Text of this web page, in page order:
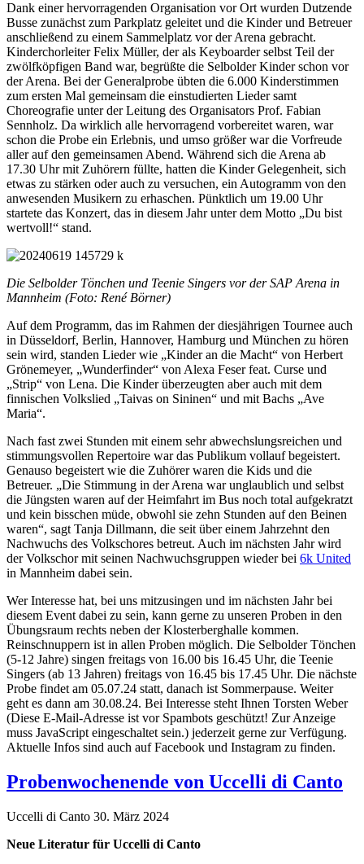
Dank einer hervorragenden Organisation vor Ort wurden Dutzende
Busse zunächst zum Parkplatz geleitet und die Kinder und Betreuer
anschließend zu einem Sammelplatz vor der Arena gebracht.
Kinderchorleiter Felix Müller, der als Keyboarder selbst Teil der
zwölfköpfigen Band war, begrüßte die Selbolder Kinder schon vor
der Arena. Bei der Generalprobe übten die 6.000 Kinderstimmen
zum ersten Mal gemeinsam die einstudierten Lieder samt
Choreografie unter der Leitung des Organisators Prof. Fabian
Sennholz. Da wirklich alle hervorragend vorbereitet waren, war
schon die Probe ein Erlebnis, und umso größer war die Vorfreude
aller auf den gemeinsamen Abend. Während sich die Arena ab
17.30 Uhr mit Zuhörern füllte, hatten die Kinder Gelegenheit, sich
etwas zu stärken oder auch zu versuchen, ein Autogramm von den
anwesenden Musikern zu erhaschen. Pünktlich um 19.00 Uhr
startete das Konzert, das in diesem Jahr unter dem Motto „Du bist
wertvoll!“ stand.
Die Selbolder Tönchen und Teenie Singers vor der SAP Arena in
Mannheim (Foto: René Börner)
Auf dem Programm, das im Rahmen der diesjährigen Tournee auch
in Düsseldorf, Berlin, Hannover, Hamburg und München zu hören
sein wird, standen Lieder wie „Kinder an die Macht“ von Herbert
Grönemeyer, „Wunderfinder“ von Alexa Feser feat. Curse und
„Strip“ von Lena. Die Kinder überzeugten aber auch mit dem
finnischen Volkslied „Taivas on Sininen“ und mit Bachs „Ave
Maria“.
Nach fast zwei Stunden mit einem sehr abwechslungsreichen und
stimmungsvollen Repertoire war das Publikum vollauf begeistert.
Genauso begeistert wie die Zuhörer waren die Kids und die
Betreuer. „Die Stimmung in der Arena war unglaublich und selbst
die Jüngsten waren auf der Heimfahrt im Bus noch total aufgekratzt
und kein bisschen müde, obwohl sie zehn Stunden auf den Beinen
waren“, sagt Tanja Dillmann, die seit über einem Jahrzehnt den
Nachwuchs des Volkschores betreut. Auch im nächsten Jahr wird
der Volkschor mit seinen Nachwuchsgruppen wieder bei 6k United
in Mannheim dabei sein.
Wer Interesse hat, bei uns mitzusingen und im nächsten Jahr bei
diesem Event dabei zu sein, kann gerne zu unseren Proben in den
Übungsraum rechts neben der Klosterberghalle kommen.
Reinschnuppern ist in allen Proben möglich. Die Selbolder Tönchen
(5-12 Jahre) singen freitags von 16.00 bis 16.45 Uhr, die Teenie
Singers (ab 13 Jahren) freitags von 16.45 bis 17.45 Uhr. Die nächste
Probe findet am 05.07.24 statt, danach ist Sommerpause. Weiter
geht es dann am 30.08.24. Bei Interesse steht Ihnen Torsten Weber
(Diese E-Mail-Adresse ist vor Spambots geschützt! Zur Anzeige
muss JavaScript eingeschaltet sein.) jederzeit gerne zur Verfügung.
Aktuelle Infos sind auch auf Facebook und Instagram zu finden.
Probenwochenende von Uccelli di Canto
Uccelli di Canto 30. März 2024
Neue Literatur für Uccelli di Canto